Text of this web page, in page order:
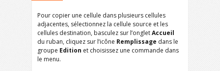
Pour copier une cellule dans plusieurs cellules
adjacentes, sélectionnez la cellule source et les
cellules destination, basculez sur l’ongletAccueil
du ruban, cliquez sur l’icône Remplissage dans le
groupe Edition et choisissez une commande dans
le menu.